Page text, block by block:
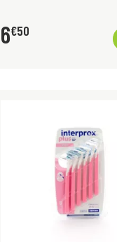
6€50